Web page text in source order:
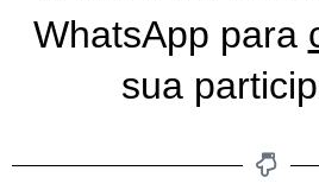
WhatsApp para
sua